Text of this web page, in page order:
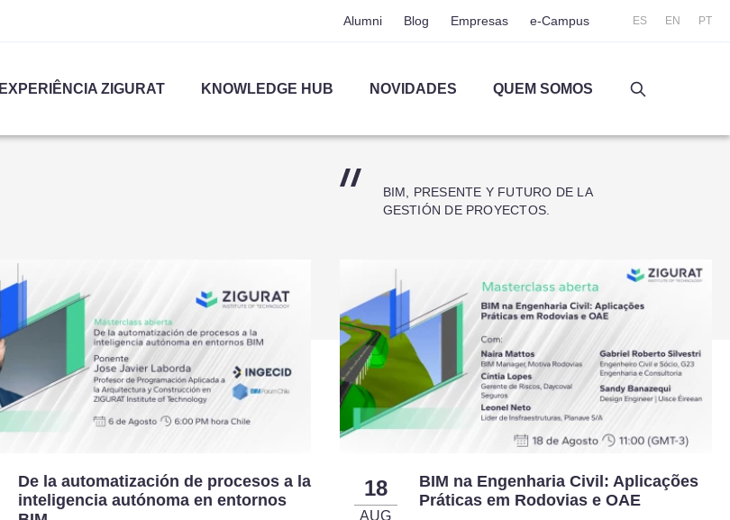
Alumni Blog Empresas e-Campus ES EN PT
EXPERIÊNCIA ZIGURAT KNOWLEDGE HUB NOVIDADES QUEM SOMOS
BIM, PRESENTE Y FUTURO DE LA
GESTIÓN DE PROYECTOS.
De la automatización de procesos a la
inteligencia autónoma en entornos
18
AUG
BIM na Engenharia Civil: Aplicações
Práticas em Rodovias e OAE